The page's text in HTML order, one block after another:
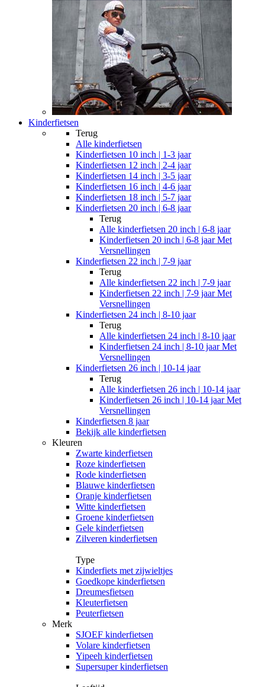
Kinderfietsen
Terug
Alle kinderfietsen
Kinderfietsen 10 inch | 1-3 jaar
Kinderfietsen 12 inch | 2-4 jaar
Kinderfietsen 14 inch | 3-5 jaar
Kinderfietsen 16 inch | 4-6 jaar
Kinderfietsen 18 inch | 5-7 jaar
Kinderfietsen 20 inch | 6-8 jaar
Terug
Alle kinderfietsen 20 inch | 6-8 jaar
Kinderfietsen 20 inch | 6-8 jaar Met
Versnellingen
Kinderfietsen 22 inch | 7-9 jaar
Terug
Alle kinderfietsen 22 inch | 7-9 jaar
Kinderfietsen 22 inch | 7-9 jaar Met
Versnellingen
Kinderfietsen 24 inch | 8-10 jaar
Terug
Alle kinderfietsen 24 inch | 8-10 jaar
Kinderfietsen 24 inch | 8-10 jaar Met
Versnellingen
Kinderfietsen 26 inch | 10-14 jaar
Terug
Alle kinderfietsen 26 inch | 10-14 jaar
Kinderfietsen 26 inch | 10-14 jaar Met
Versnellingen
Kinderfietsen 8 jaar
Bekijk alle kinderfietsen
Kleuren
Zwarte kinderfietsen
Roze kinderfietsen
Rode kinderfietsen
Blauwe kinderfietsen
Oranje kinderfietsen
Witte kinderfietsen
Groene kinderfietsen
Gele kinderfietsen
Zilveren kinderfietsen
Type
Kinderfiets met zijwieltjes
Goedkope kinderfietsen
Dreumesfietsen
Kleuterfietsen
Peuterfietsen
Merk
SJOEF kinderfietsen
Volare kinderfietsen
Yipeeh kinderfietsen
Supersuper kinderfietsen